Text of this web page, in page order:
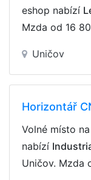
eshop nabízí
Mzda od 16
Uničov
Horizontář
Volné místo
nabízí
Uničov. Mzda